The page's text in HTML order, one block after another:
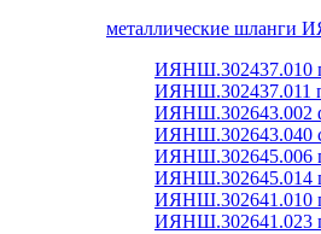
металлические шланги
ИЯНШ.302437.010
ИЯНШ.302437.011
ИЯНШ.302643.002
ИЯНШ.302643.040
ИЯНШ.302645.006
ИЯНШ.302645.014
ИЯНШ.302641.010
ИЯНШ.302641.023